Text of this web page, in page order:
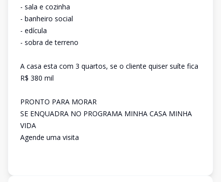
- sala e cozinha
- banheiro social
- edícula
- sobra de terreno
A casa esta com 3 quartos, se o cliente quiser suíte fica
R$ 380 mil
PRONTO PARA MORAR
SE ENQUADRA NO PROGRAMA MINHA CASA MINHA
VIDA
Agende uma visita